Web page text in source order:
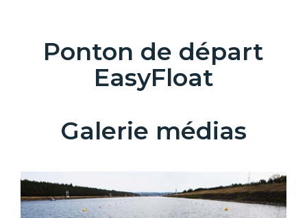
Ponton de départ
EasyFloat
Galerie médias